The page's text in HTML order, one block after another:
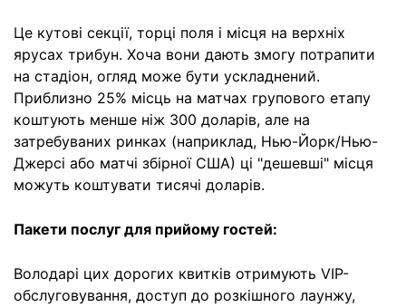
Це кутові секції, торці поля і місця на верхніх
ярусах трибун. Хоча вони дають змогу потрапити
на стадіон, огляд може бути ускладнений.
Приблизно 25% місць на матчах групового етапу
коштують менше ніж 300 доларів, але на
затребуваних ринках (наприклад, Нью-Йорк/Нью-
Джерсі або матчі збірної США) ці "дешевші" місця
можуть коштувати тисячі доларів.
Пакети послуг для прийому гостей:
Володарі цих дорогих квитків отримують VIP-
обслуговування, доступ до розкішного лаунжу,